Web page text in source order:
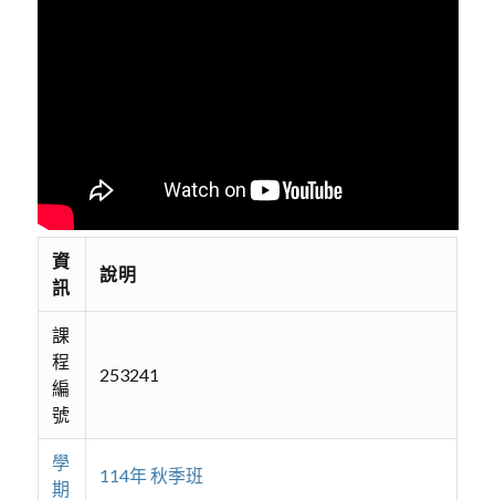
資
訊
說明
課
程
編
號
253241
學
期
114年 秋季班